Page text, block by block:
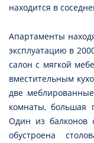
находится в
Апартаменты
эксплуатацию в
салон с мягкой
вместительным
две
комнаты, большая
Один из балконов
обустроена